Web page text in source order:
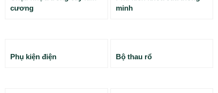
cương
minh
Phụ kiện điện Bộ thau rổ